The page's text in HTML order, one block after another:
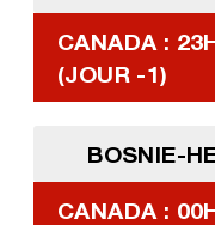
CANADA :
(JOUR -1)
BOSNIE-
CANADA :